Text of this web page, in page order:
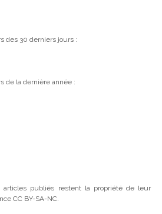
des 30 derniers jours :
de la dernière année :
articles publiés restent la propriété de leur
CC BY-SA-NC.